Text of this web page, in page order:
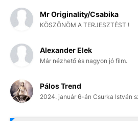
Mr Originality/Csabika
KÖSZÖNÖM A TERJESZTÉST !
Alexander Elek
Már nézhető és nagyon jó film.
Pálos Trend
2024. január 6-án Csurka István